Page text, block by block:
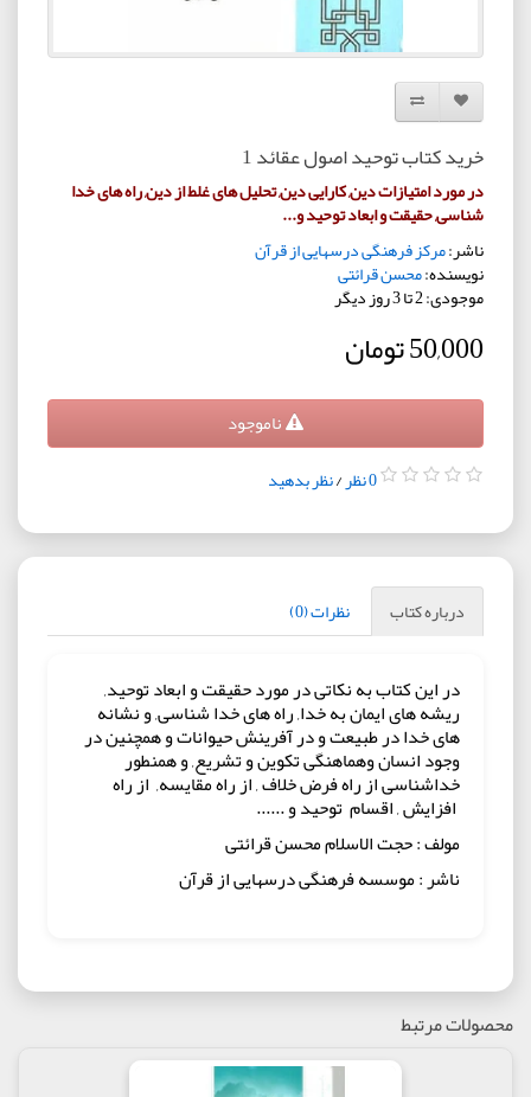
افزودن به لیست دلخواه
مقایسه این محصول
خرید کتاب توحید اصول عقائد 1
در مورد امتیازات دین, کارایی دین, تحلیل های غلط از دین, راه های خدا
شناسی, حقیقت و ابعاد توحید و...
ناشر:مرکز فرهنگی درسهایی از قرآن
نویسنده:محسن قرائتی
موجودی: 2 تا 3 روز دیگر
50,000 تومان
ناموجود
0 نظر /نظر بدهید
درباره کتاب نظرات (0)
در این کتاب به نکاتی در مورد حقیقت و ابعاد توحید,
ریشه های ایمان به خدا, راه های خدا شناسی, و نشانه
های خدا در طبیعت و در آفرینش حیوانات و همچنین در
وجود انسان وهماهنگی تکوین و تشریع, و همنطور
خداشناسی از راه فرض خلاف , از راه مقایسه, از راه
افزایش , اقسام توحید و ......
مولف : حجت الاسلام محسن قرائتی
ناشر : موسسه فرهنگی درسهایی از قرآن
محصولات مرتبط